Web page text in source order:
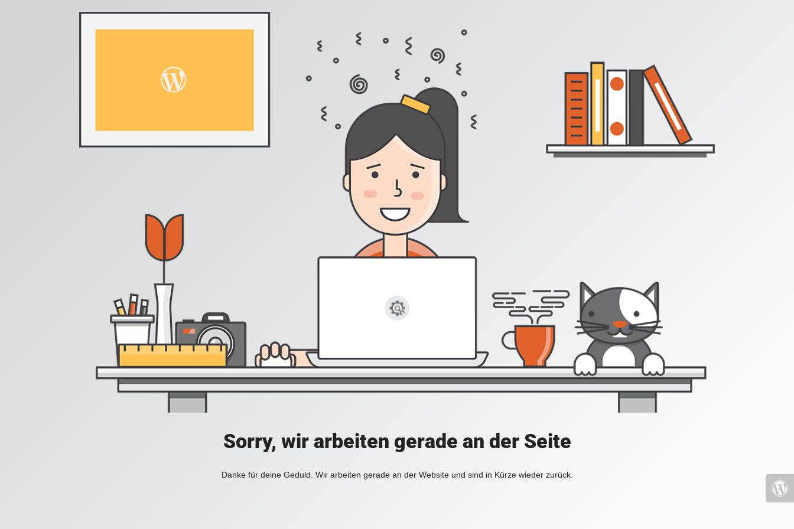
Sorry, wir arbeiten gerade an der Seite
Danke für deine Geduld. Wir arbeiten gerade an der Website und sind in Kürze wieder zurück.